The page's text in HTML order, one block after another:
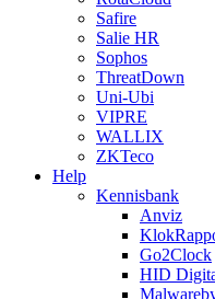
Safire
Salie HR
Sophos
ThreatDown
Uni-Ubi
VIPRE
WALLIX
ZKTeco
Help
Kennisbank
Anviz
Go2Clock
HID